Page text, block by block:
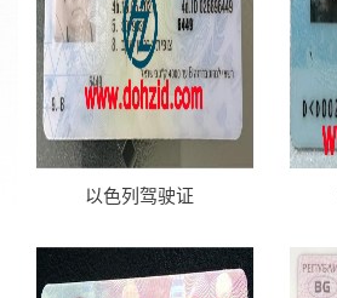
以色列驾驶证